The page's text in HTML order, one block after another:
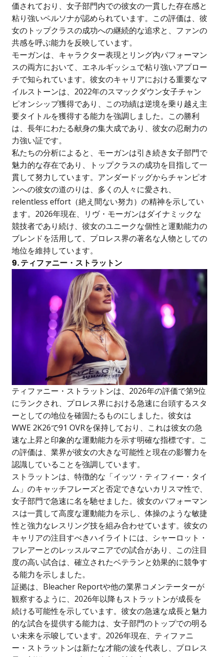
価されており、女子部門内での彼女の一貫した存在感と
粘り強いペルソナが認められています。この評価は、彼
女のトップクラスの成功への継続的な追求と、ファンの
共感を呼ぶ能力を反映しています。
モーガンは、キャラクター表現とリング内パフォーマン
スの両方において、エネルギッシュで粘り強いアプロー
チで知られています。彼女のキャリアにおける重要なマ
イルストーンは、2022年のスマックダウン女子チャン
ピオンシップ獲得であり、この功績は逆境を乗り越え主
要タイトルを獲得する能力を強調しました。この勝利
は、長年にわたる献身の集大成であり、彼女の忍耐力の
力強い証です。
私たちの分析によると、モーガンは引き続き女子部門で
魅力的な存在であり、トップクラスの成功を目指して一
貫して努力しています。アンダードッグからチャンピオ
ンへの彼女の道のりは、多くの人々に愛され、
relentless effort（絶え間ない努力）の精神を示してい
ます。2026年現在、リヴ・モーガンはダイナミックな
競技者であり続け、彼女のユニークな個性と運動能力の
ブレンドを活用して、プロレス界の著名な人物としての
地位を維持しています。
9. ティファニー・ストラットン
ティファニー・ストラットンは、2026年の評価で第9位
にランクされ、プロレス界における急速に台頭するスタ
ーとしての地位を確固たるものにしました。彼女は
WWE 2K26で91 OVRを保持しており、これは彼女の急
速な上昇と印象的な運動能力を示す明確な指標です。こ
の評価は、業界が彼女の大きな可能性と現在の影響力を
認識していることを強調しています。
ストラットンは、特徴的な「イッツ・ティフィー・タイ
ム」のキャッチフレーズと否定できないカリスマ性で、
女子部門で急速に名を馳せました。彼女のパフォーマン
スは一貫して高度な運動能力を示し、体操のような敏捷
性と強力なレスリング技を組み合わせています。彼女の
キャリアの注目すべきハイライトには、シャーロット・
フレアーとのレッスルマニアでの試合があり、この注目
度の高い試合は、確立されたベテランと効果的に競争す
る能力を示しました。
証拠は、Bleacher Reportや他の業界コメンテーターが
観察するように、2026年以降もストラットンが成長を
続ける可能性を示しています。彼女の急速な成長と魅力
的な試合を提供する能力は、女子部門のトップでの明る
い未来を示唆しています。2026年現在、ティファニ
ー・ストラットンは新たな才能の波を代表し、プロレス